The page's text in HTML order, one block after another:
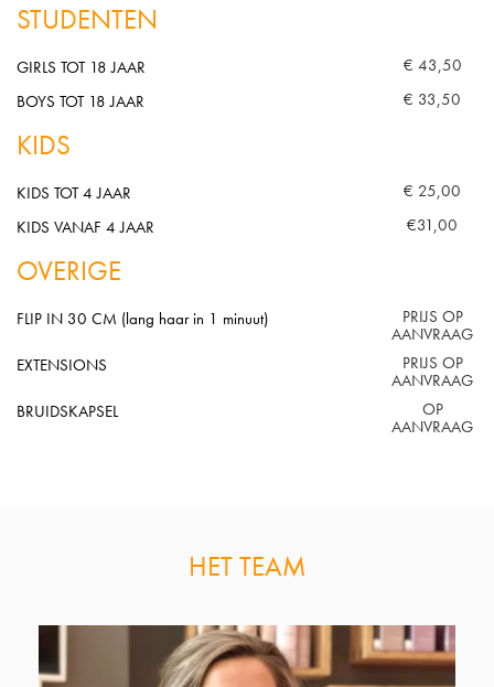
STUDENTEN
GIRLS TOT 18 JAAR
€ 43,50
BOYS TOT 18 JAAR
€ 33,50
KIDS
KIDS TOT 4 JAAR
€ 25,00
KIDS VANAF 4 JAAR
€31,00
OVERIGE
FLIP IN 30 CM (lang haar in 1 minuut)
PRIJS OP
AANVRAAG
EXTENSIONS
PRIJS OP
AANVRAAG
BRUIDSKAPSEL
OP
AANVRAAG
HET TEAM